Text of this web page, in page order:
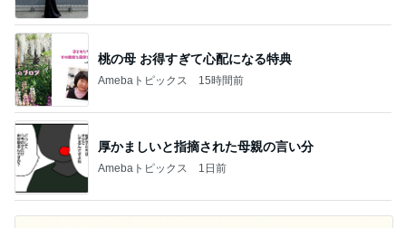
桃の母 お得すぎて心配になる特典
Amebaトピックス 15時間前
厚かましいと指摘された母親の言い分
Amebaトピックス 1日前